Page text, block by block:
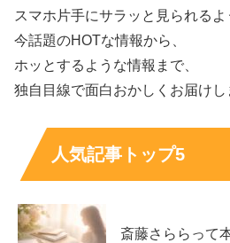
「出川ガールズなのに、最近あ
るとき、背景として大きいのが
情 です。ロケは移動や拘束時間が
そのため、ドラマ撮影やモデル
は、物理的に参加が難しくなる
に、番組は複数の企画を並行して
回ごとに中心企画が変わります。
スマホ片手にサラッと見られるよ
今話題のHOTな情報から、
ホッとするような情報まで、
独自目線で面白おかしくお届けし
人気記事トップ5
斎藤さららって